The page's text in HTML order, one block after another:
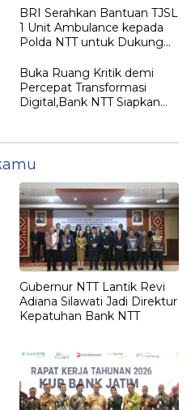
Pemegang Saham
BRI Serahkan Bantuan TJSL
1 Unit Ambulance kepada
Polda NTT untuk Dukung
Masyarakat
Buka Ruang Kritik demi
Percepat Transformasi
Digital,Bank NTT Siapkan
Gubernur NTT Lantik Revi
Adiana Silawati Jadi Direktur
Kepatuhan Bank NTT